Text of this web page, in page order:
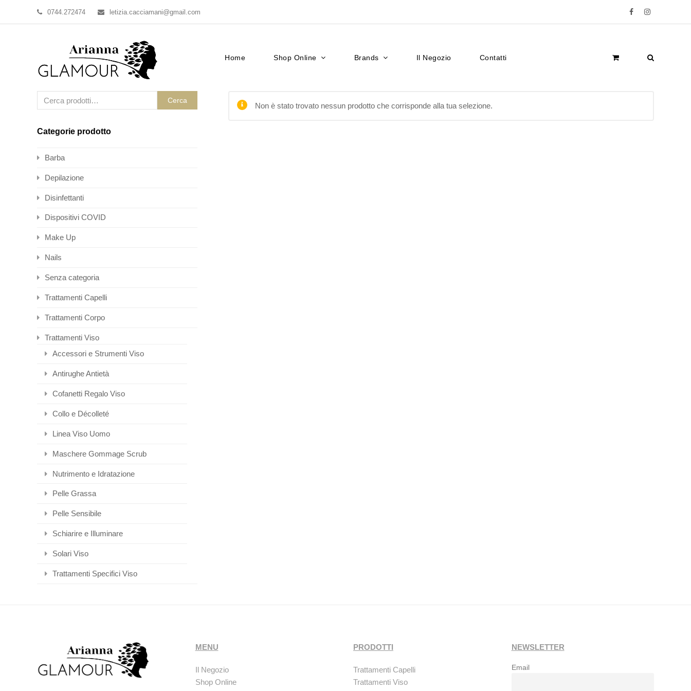
0744.272474 letizia.cacciamani@gmail.com FacebookInstagram
Home Shop Online Brands Il Negozio Contatti
Non è stato trovato nessun prodotto che corrisponde alla tua selezione.
Cerca
Categorie prodotto
Barba
Depilazione
Disinfettanti
Dispositivi COVID
Make Up
Nails
Senza categoria
Trattamenti Capelli
Trattamenti Corpo
Trattamenti Viso
Accessori e Strumenti Viso
Antirughe Antietà
Cofanetti Regalo Viso
Collo e Décolleté
Linea Viso Uomo
Maschere Gommage Scrub
Nutrimento e Idratazione
Pelle Grassa
Pelle Sensibile
Schiarire e Illuminare
Solari Viso
Trattamenti Specifici Viso
MENU
Il Negozio
Shop Online
PRODOTTI
Trattamenti Capelli
Trattamenti Viso
NEWSLETTER
Email